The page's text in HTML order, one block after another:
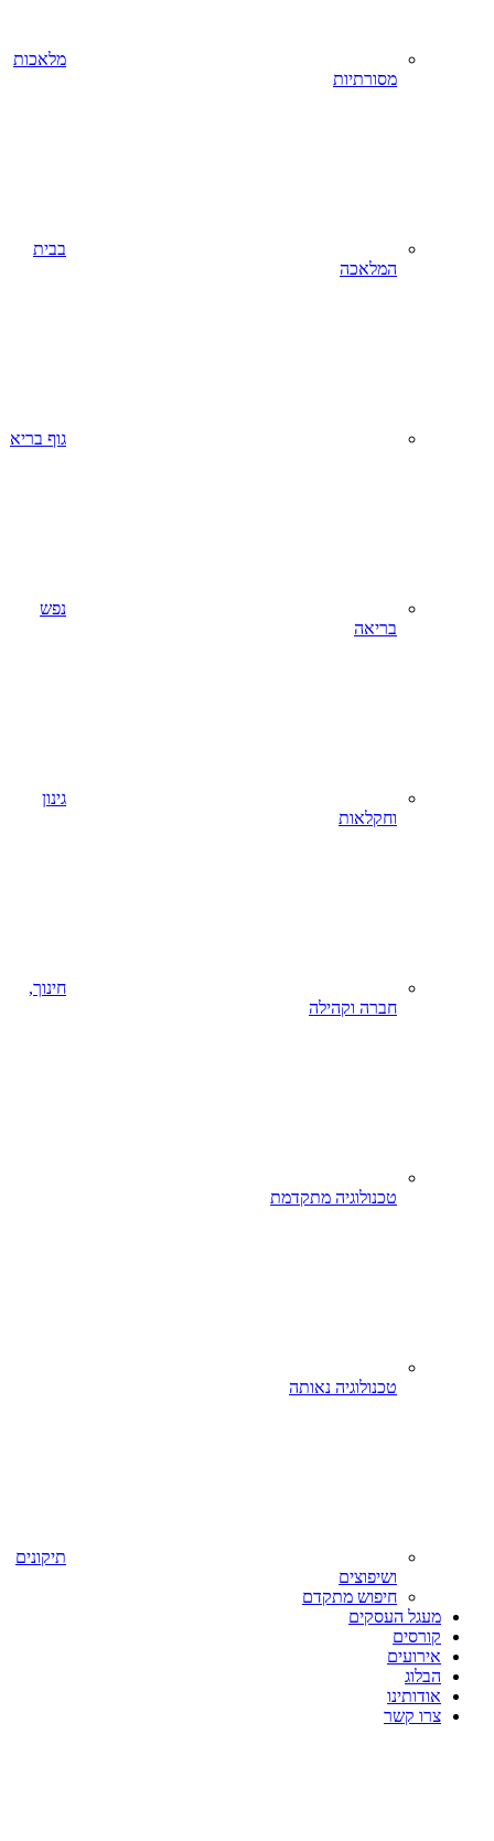
מלאכות
מסורתיות
בבית
המלאכה
גוף בריא
נפש
בריאה
גינון
וחקלאות
חינוך,
חברה וקהילה
טכנולוגיה מתקדמת
טכנולוגיה נאותה
תיקונים
ושיפוצים
חיפוש מתקדם
מעגל העסקים
קורסים
אירועים
הבלוג
אודותינו
צרו קשר